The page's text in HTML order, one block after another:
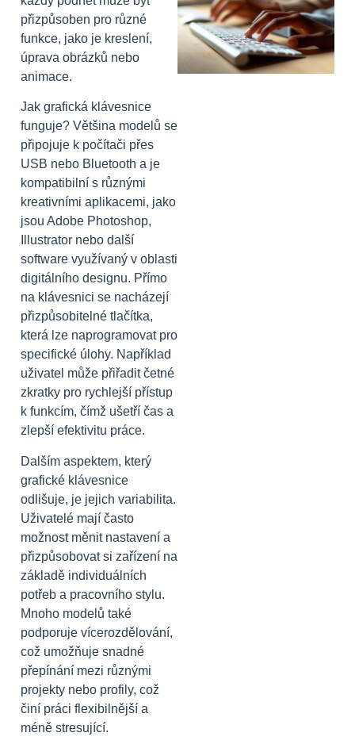
přizpůsoben pro různé
funkce, jako je kreslení,
úprava obrázků nebo
animace.
Jak grafická klávesnice
funguje? Většina modelů se
připojuje k počítači přes
USB nebo Bluetooth a je
kompatibilní s různými
kreativními aplikacemi, jako
jsou Adobe Photoshop,
Illustrator nebo další
software využívaný v oblasti
digitálního designu. Přímo
na klávesnici se nacházejí
přizpůsobitelné tlačítka,
která lze naprogramovat pro
specifické úlohy. Například
uživatel může přiřadit četné
zkratky pro rychlejší přístup
k funkcím, čímž ušetří čas a
zlepší efektivitu práce.
Dalším aspektem, který
grafické klávesnice
odlišuje, je jejich variabilita.
Uživatelé mají často
možnost měnit nastavení a
přizpůsobovat si zařízení na
základě individuálních
potřeb a pracovního stylu.
Mnoho modelů také
podporuje vícerozdělování,
což umožňuje snadné
přepínání mezi různými
projekty nebo profily, což
činí práci flexibilnější a
méně stresující.